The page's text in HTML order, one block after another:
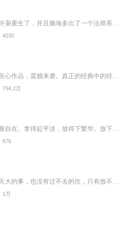
4030
794.2万
876
1万